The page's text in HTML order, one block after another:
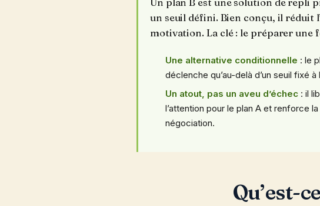
un seuil défini. Bien conçu, il réduit
motivation. La clé : le préparer une
Une alternative conditionnelle : le
déclenche qu’au-delà d’un seuil fixé à
Un atout, pas un aveu d’échec: il
l’attention pour le plan A et renforce
négociation.
Qu’est-